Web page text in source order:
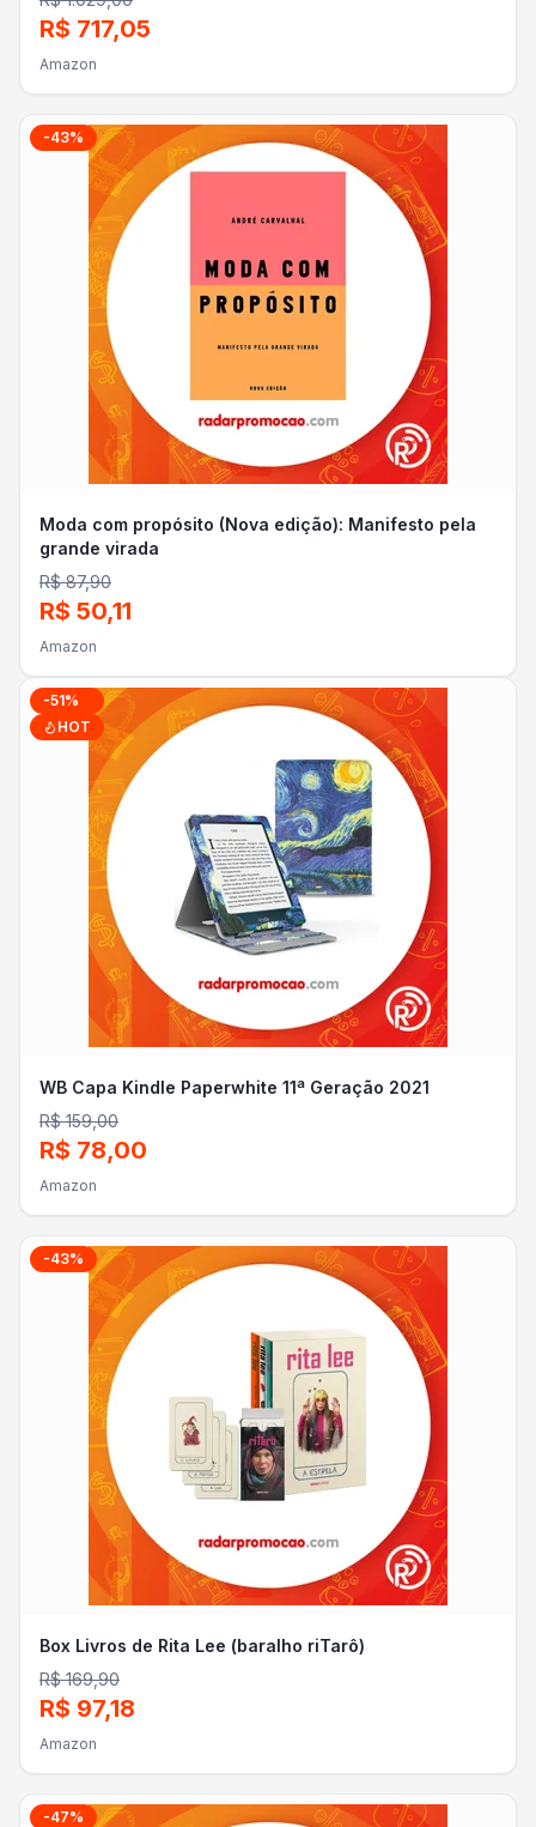
R$ 717,05
Amazon
-43%
Moda com propósito (Nova edição): Manifesto pela
grande virada
R$ 87,90
R$ 50,11
Amazon
-51%
HOT
WB Capa Kindle Paperwhite 11ª Geração 2021
R$ 159,00
R$ 78,00
Amazon
-43%
Box Livros de Rita Lee (baralho riTarô)
R$ 169,90
R$ 97,18
Amazon
-47%